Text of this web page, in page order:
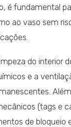
é fundamental
ao vaso sem
do interior
e a
(tags e
de bloqueio